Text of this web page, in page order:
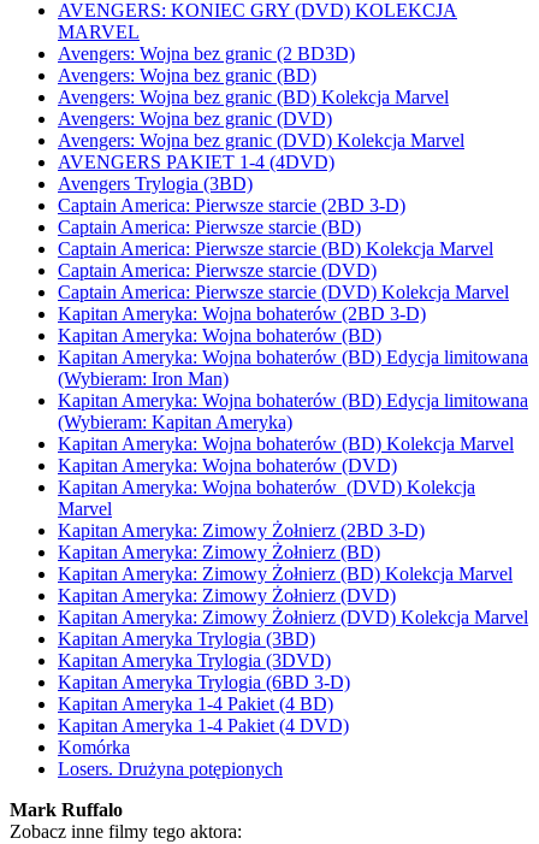
AVENGERS: KONIEC GRY (DVD) KOLEKCJA
MARVEL
Avengers: Wojna bez granic (2 BD3D)
Avengers: Wojna bez granic (BD)
Avengers: Wojna bez granic (BD) Kolekcja Marvel
Avengers: Wojna bez granic (DVD)
Avengers: Wojna bez granic (DVD) Kolekcja Marvel
AVENGERS PAKIET 1-4 (4DVD)
Avengers Trylogia (3BD)
Captain America: Pierwsze starcie (2BD 3-D)
Captain America: Pierwsze starcie (BD)
Captain America: Pierwsze starcie (BD) Kolekcja Marvel
Captain America: Pierwsze starcie (DVD)
Captain America: Pierwsze starcie (DVD) Kolekcja Marvel
Kapitan Ameryka: Wojna bohaterów (2BD 3-D)
Kapitan Ameryka: Wojna bohaterów (BD)
Kapitan Ameryka: Wojna bohaterów (BD) Edycja limitowana
(Wybieram: Iron Man)
Kapitan Ameryka: Wojna bohaterów (BD) Edycja limitowana
(Wybieram: Kapitan Ameryka)
Kapitan Ameryka: Wojna bohaterów (BD) Kolekcja Marvel
Kapitan Ameryka: Wojna bohaterów (DVD)
Kapitan Ameryka: Wojna bohaterów (DVD) Kolekcja
Marvel
Kapitan Ameryka: Zimowy Żołnierz (2BD 3-D)
Kapitan Ameryka: Zimowy Żołnierz (BD)
Kapitan Ameryka: Zimowy Żołnierz (BD) Kolekcja Marvel
Kapitan Ameryka: Zimowy Żołnierz (DVD)
Kapitan Ameryka: Zimowy Żołnierz (DVD) Kolekcja Marvel
Kapitan Ameryka Trylogia (3BD)
Kapitan Ameryka Trylogia (3DVD)
Kapitan Ameryka Trylogia (6BD 3-D)
Kapitan Ameryka 1-4 Pakiet (4 BD)
Kapitan Ameryka 1-4 Pakiet (4 DVD)
Komórka
Losers. Drużyna potępionych
Mark Ruffalo
Zobacz inne filmy tego aktora: